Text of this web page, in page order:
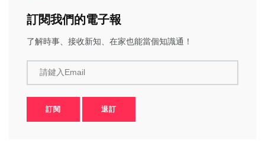
訂閱我們的電子報
了解時事、接收新知、在家也能當個知識通！
請鍵入Email
訂閱 退訂